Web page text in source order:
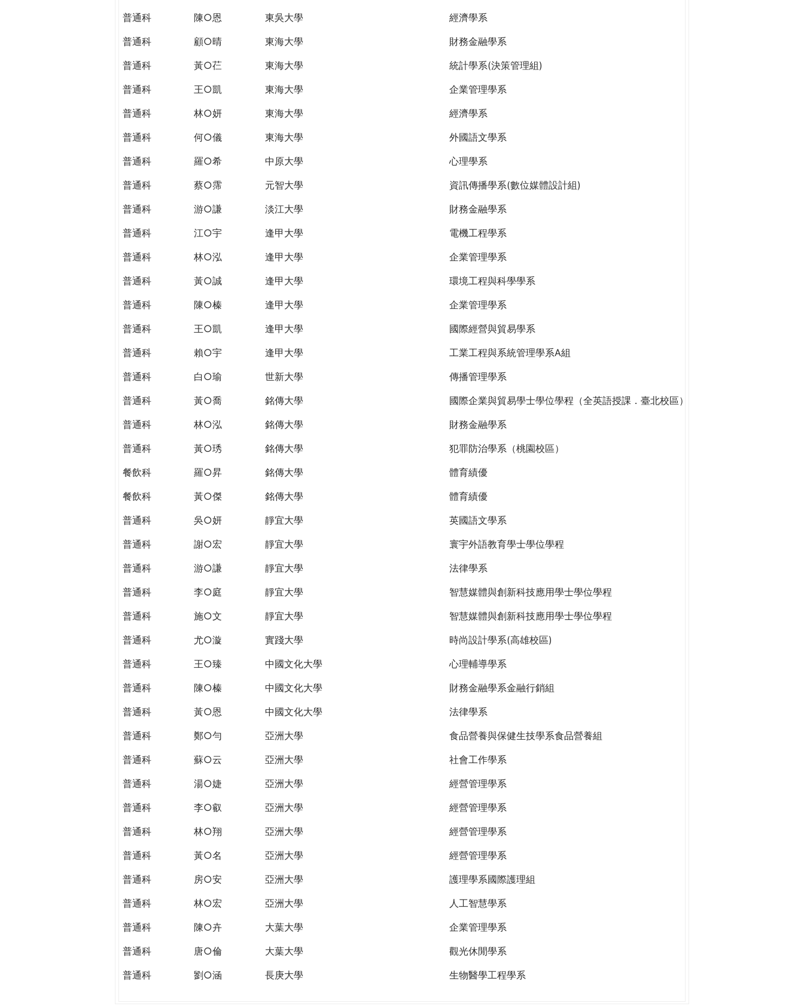
普通科
陳○恩 東吳大學
經濟學系
普通科
顧○晴 東海大學
財務金融學系
普通科
黃○芢 東海大學
統計學系(決策管理組)
普通科
王○凱 東海大學
企業管理學系
普通科
林○妍 東海大學
經濟學系
普通科
何○儀 東海大學
外國語文學系
普通科
羅○希 中原大學
心理學系
普通科
蔡○霈 元智大學
資訊傳播學系(數位媒體設計組)
普通科
游○謙 淡江大學
財務金融學系
普通科
江○宇 逢甲大學
電機工程學系
普通科
林○泓 逢甲大學
企業管理學系
普通科
黃○誠 逢甲大學
環境工程與科學學系
普通科
陳○榛 逢甲大學
企業管理學系
普通科
王○凱 逢甲大學
國際經營與貿易學系
普通科
賴○宇 逢甲大學
工業工程與系統管理學系A組
普通科
白○瑜 世新大學
傳播管理學系
普通科
黃○喬 銘傳大學
國際企業與貿易學士學位學程（全英語授課．臺北校區）
普通科
林○泓 銘傳大學
財務金融學系
普通科
黃○琇 銘傳大學
犯罪防治學系（桃園校區）
餐飲科
羅○昇 銘傳大學
體育績優
餐飲科
黃○傑 銘傳大學
體育績優
普通科
吳○妍 靜宜大學
英國語文學系
普通科
謝○宏 靜宜大學
寰宇外語教育學士學位學程
普通科
游○謙 靜宜大學
法律學系
普通科
李○庭 靜宜大學
智慧媒體與創新科技應用學士學位學程
普通科
施○文 靜宜大學
智慧媒體與創新科技應用學士學位學程
普通科
尤○漩 實踐大學
時尚設計學系(高雄校區)
普通科
王○臻 中國文化大學
心理輔導學系
普通科
陳○榛 中國文化大學
財務金融學系金融行銷組
普通科
黃○恩 中國文化大學
法律學系
普通科
鄭○勻 亞洲大學
食品營養與保健生技學系食品營養組
普通科
蘇○云 亞洲大學
社會工作學系
普通科
湯○婕 亞洲大學
經營管理學系
普通科
李○叡 亞洲大學
經營管理學系
普通科
林○翔 亞洲大學
經營管理學系
普通科
黃○名 亞洲大學
經營管理學系
普通科
房○安 亞洲大學
護理學系國際護理組
普通科
林○宏 亞洲大學
人工智慧學系
普通科
陳○卉 大葉大學
企業管理學系
普通科
唐○倫 大葉大學
觀光休閒學系
普通科
劉○涵 長庚大學 生物醫學工程學系